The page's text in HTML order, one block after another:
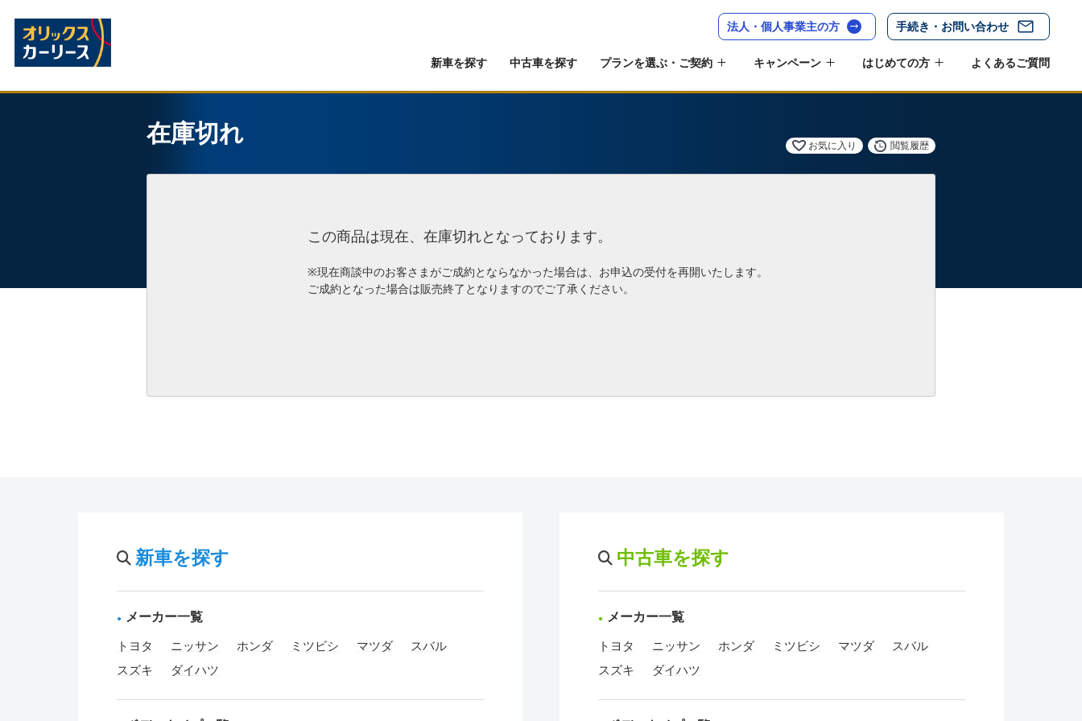
法人・個人事業主の方 手続き・お問い合わせ
新車を探す 中古車を探す プランを選ぶ・ご契約 キャンペーン はじめての方 よくあるご質問
在庫切れ お気に入り 閲覧履歴
この商品は現在、在庫切れとなっております。
※現在商談中のお客さまがご成約とならなかった場合は、お申込の受付を再開いたします。
ご成約となった場合は販売終了となりますのでご了承ください。
新車を探す
メーカー一覧
トヨタ ニッサン ホンダ ミツビシ マツダ
スバル
スズキ
ダイハツ
中古車を探す
メーカー一覧
トヨタ ニッサン ホンダ ミツビシ マツダ
スバル
スズキ
ダイハツ